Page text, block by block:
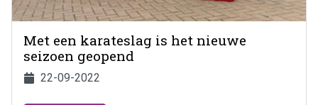
Met een karateslag is het nieuwe
seizoen geopend
22-09-2022